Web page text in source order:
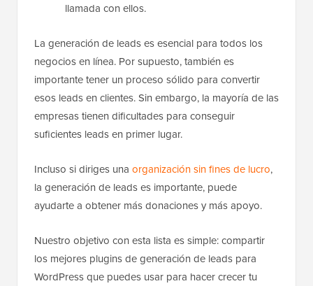
llamada con ellos.
La generación de leads es esencial para todos los
negocios en línea. Por supuesto, también es
importante tener un proceso sólido para convertir
esos leads en clientes. Sin embargo, la mayoría de las
empresas tienen dificultades para conseguir
suficientes leads en primer lugar.
Incluso si diriges una organización sin fines de lucro,
la generación de leads es importante, puede
ayudarte a obtener más donaciones y más apoyo.
Nuestro objetivo con esta lista es simple: compartir
los mejores plugins de generación de leads para
WordPress que puedes usar para hacer crecer tu